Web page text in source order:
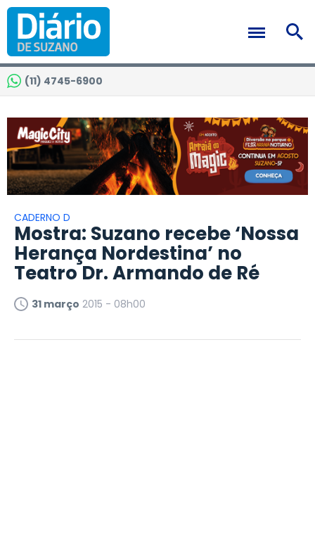
(11) 4745-6900
CADERNO D
Mostra: Suzano recebe ‘Nossa
Herança Nordestina’ no
Teatro Dr. Armando de Ré
31 março 2015 - 08h00